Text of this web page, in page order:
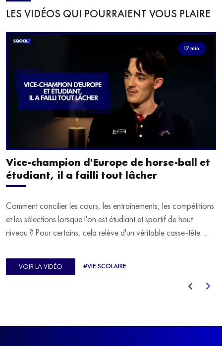
LES VIDÉOS QUI POURRAIENT VOUS PLAIRE
17 min.
Vice-champion d'Europe de horse-ball et
étudiant, il a failli tout lâcher
Comment concilier les cours, les entraînements, les compétitions
et les sélections lorsque l'on est étudiant et sportif de haut
niveau ? Pour certains, cela relève d'un véritable casse-tête.
d'Europe de Horse-ball, qui a failli abandonner ses études
avant de trouver un nouvel équilibre.
VOIR LA VIDÉO #VIE SCOLAIRE